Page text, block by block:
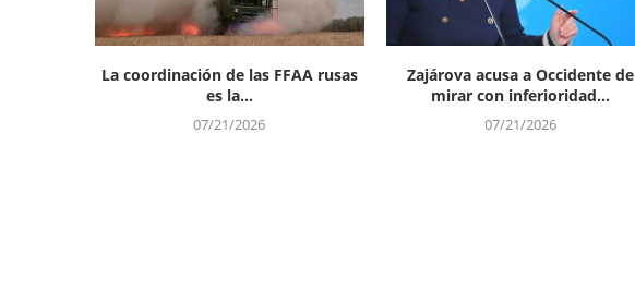
La coordinación de las FFAA rusas
es la...
07/21/2026
Zajárova acusa a Occidente de
mirar con inferioridad...
07/21/2026